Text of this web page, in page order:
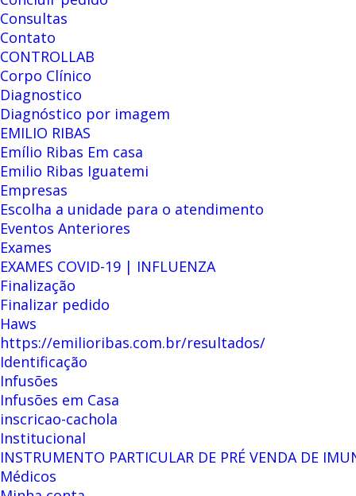
Consultas
Contato
CONTROLLAB
Corpo Clínico
Diagnostico
Diagnóstico por imagem
EMILIO RIBAS
Emílio Ribas Em casa
Emilio Ribas Iguatemi
Empresas
Escolha a unidade para o atendimento
Eventos Anteriores
Exames
EXAMES COVID-19 | INFLUENZA
Finalização
Finalizar pedido
Haws
https://emilioribas.com.br/resultados/
Identificação
Infusões
Infusões em Casa
inscricao-cachola
Institucional
INSTRUMENTO PARTICULAR DE PRÉ VENDA DE
Médicos